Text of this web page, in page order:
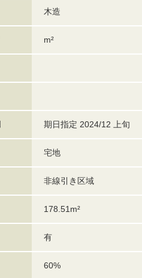
木造
m²
期日指定 2024/12 上旬
宅地
非線引き区域
178.51m²
有
60%